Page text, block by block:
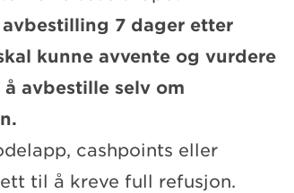
7 dager etter
kunne avvente og vurdere
avbestille selv om
cashpoints eller
til å kreve full refusjon.